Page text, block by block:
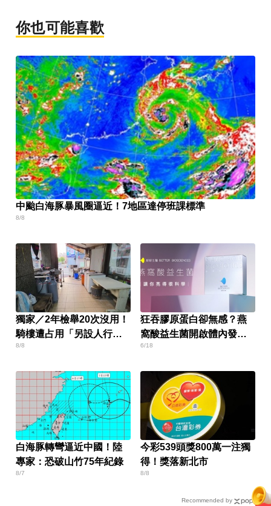
你也可能喜歡
中颱白海豚暴風圈逼近！7地區達停班課標準
8/8
獨家／2年檢舉20次沒用！
騎樓遭占用「另設人行
道」挨批
8/8
狂吞膠原蛋白卻無感？燕
窩酸益生菌開啟體內發光
燈泡
6/18
白海豚轉彎逼近中國！陸
專家：恐破山竹75年紀錄
8/7
今彩539頭獎800萬一注獨
得！獎落新北市
8/8
Recommended by